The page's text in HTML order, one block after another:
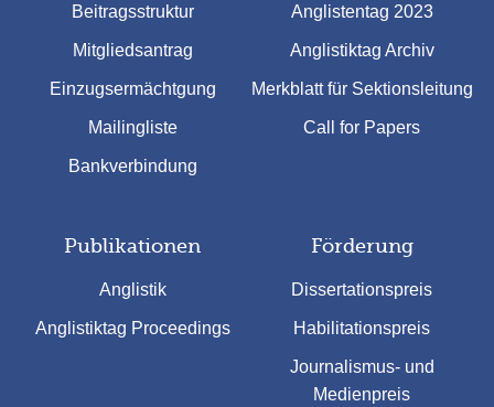
Beitragsstruktur
Mitgliedsantrag
Einzugsermächtgung
Mailingliste
Bankverbindung
Anglistentag 2023
Anglistiktag Archiv
Merkblatt für Sektionsleitung
Call for Papers
Publikationen
Anglistik
Anglistiktag Proceedings
Förderung
Dissertationspreis
Habilitationspreis
Journalismus- und
Medienpreis